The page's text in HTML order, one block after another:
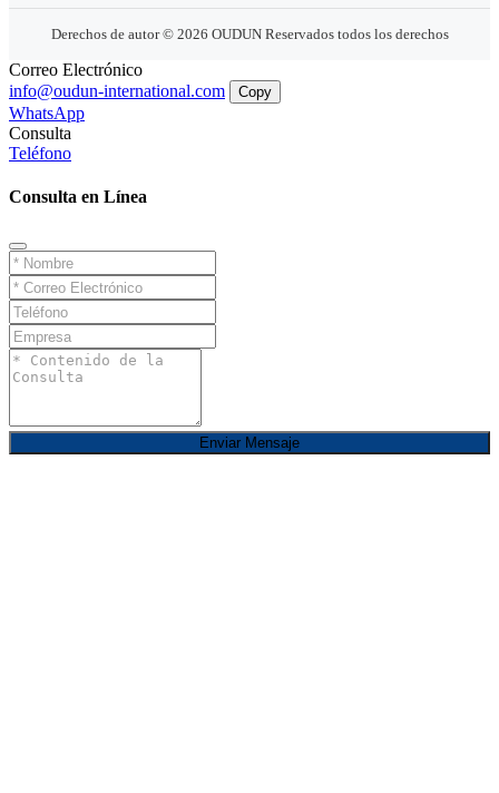
Derechos de autor © 2026 OUDUN Reservados todos los derechos
Correo Electrónico
info@oudun-international.com
Copy
WhatsApp
Consulta
Teléfono
Consulta en Línea
Enviar Mensaje